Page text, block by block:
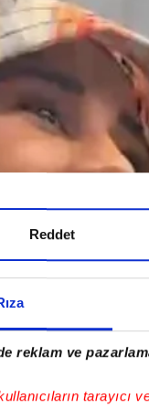
reklam ve
tarayıcı
Reddet